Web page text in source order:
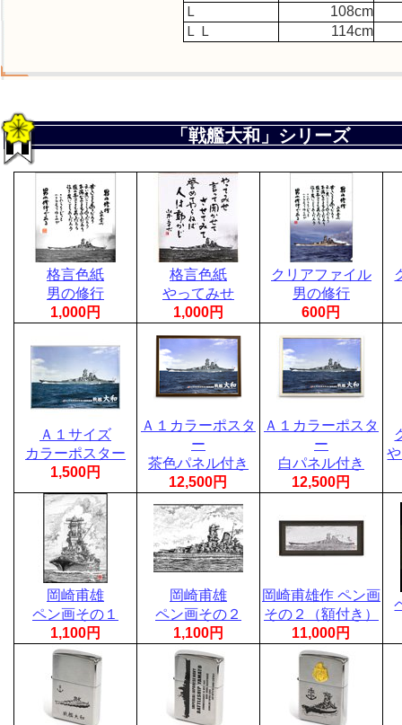
Ｌ
108cm
ＬＬ
114cm
「戦艦大和」シリーズ
格言色紙
男の修行
1,000円
格言色紙
やってみせ
1,000円
クリアファイル
男の修行
600円
Ａ１サイズ
カラーポスター
1,500円
Ａ１カラーポスタ
ー
茶色パネル付き
12,500円
Ａ１カラーポスタ
ー
白パネル付き
12,500円
岡崎甫雄
ペン画その１
1,100円
岡崎甫雄
ペン画その２
1,100円
岡崎甫雄作 ペン画
その２（額付き）
11,000円